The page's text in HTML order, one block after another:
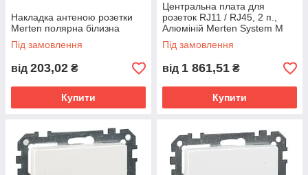
Накладка антеною розетки
Merten полярна білизна
Під замовлення
від 203,02 ₴
Купити
Центральна плата для
розеток RJ11 / RJ45, 2 п.,
Алюміній Merten System M
Під замовлення
від 1 861,51 ₴
Купити